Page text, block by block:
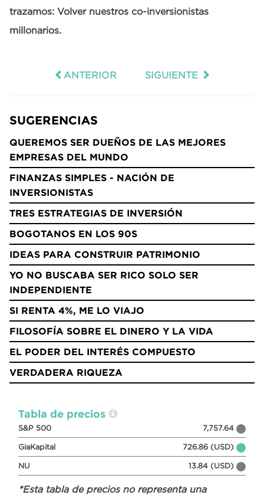
trazamos: Volver nuestros co-inversionistas
millonarios.
ANTERIOR SIGUIENTE
SUGERENCIAS
QUEREMOS SER DUEÑOS DE LAS MEJORES
EMPRESAS DEL MUNDO
FINANZAS SIMPLES - NACIÓN DE
INVERSIONISTAS
TRES ESTRATEGIAS DE INVERSIÓN
BOGOTANOS EN LOS 90S
IDEAS PARA CONSTRUIR PATRIMONIO
YO NO BUSCABA SER RICO SOLO SER
INDEPENDIENTE
SI RENTA 4%, ME LO VIAJO
FILOSOFÍA SOBRE EL DINERO Y LA VIDA
EL PODER DEL INTERÉS COMPUESTO
VERDADERA RIQUEZA
Tabla de precios
S&P 500 7,757.64
GiaKapital 726.86 (USD)
NU 13.84 (USD)
*Esta tabla de precios no representa una